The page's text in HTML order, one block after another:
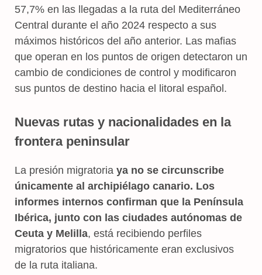
57,7% en las llegadas a la ruta del Mediterráneo
Central durante el año 2024 respecto a sus
máximos históricos del año anterior. Las mafias
que operan en los puntos de origen detectaron un
cambio de condiciones de control y modificaron
sus puntos de destino hacia el litoral español.
Nuevas rutas y nacionalidades en la
frontera peninsular
La presión migratoria ya no se circunscribe
únicamente al archipiélago canario. Los
informes internos confirman que la Península
Ibérica, junto con las ciudades autónomas de
Ceuta y Melilla, está recibiendo perfiles
migratorios que históricamente eran exclusivos
de la ruta italiana.